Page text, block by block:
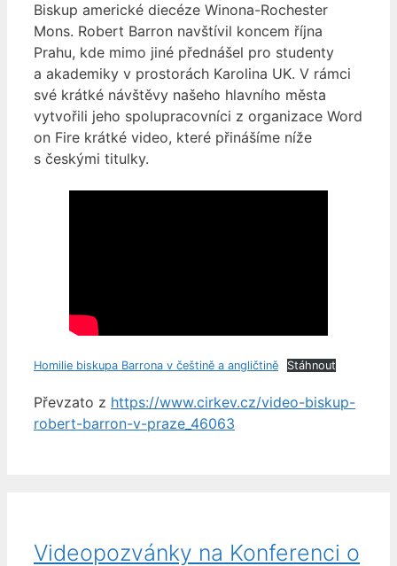
Biskup americké diecéze Winona-Rochester
Mons. Robert Barron navštívil koncem října
Prahu, kde mimo jiné přednášel pro studenty
a akademiky v prostorách Karolina UK. V rámci
své krátké návštěvy našeho hlavního města
vytvořili jeho spolupracovníci z organizace Word
on Fire krátké video, které přinášíme níže
s českými titulky.
Homilie biskupa Barrona v češtině a angličtině Stáhnout
Převzato z https://www.cirkev.cz/video-biskup-
robert-barron-v-praze_46063
Videopozvánky na Konferenci o